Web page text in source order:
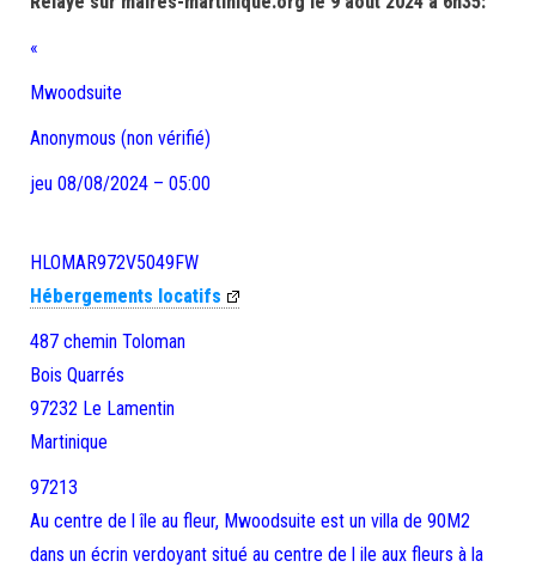
«
Mwoodsuite
Anonymous (non vérifié)
jeu 08/08/2024 – 05:00
HLOMAR972V5049FW
Hébergements locatifs
487 chemin Toloman
Bois Quarrés
97232 Le Lamentin
Martinique
97213
Au centre de l île au fleur, Mwoodsuite est un villa de 90M2
dans un écrin verdoyant situé au centre de l ile aux fleurs à la